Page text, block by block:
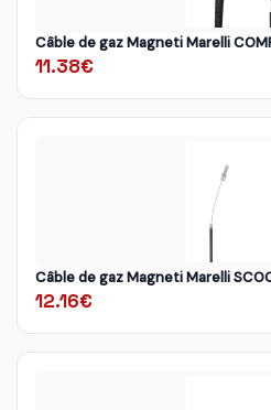
Câble de gaz Magneti Marelli
11.38€
Câble de gaz Magneti Marelli
12.16€